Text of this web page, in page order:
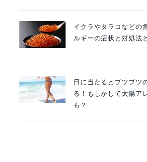
イクラやタラコなどの
ルギーの症状と対処法
日に当たるとブツブツ
る！もしかして太陽ア
も？